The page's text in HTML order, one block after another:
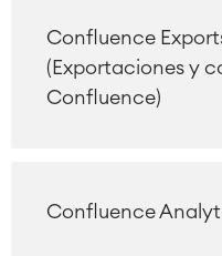
Confluence
(Exportaciones y
Confluence)
Confluence